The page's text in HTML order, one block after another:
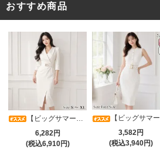
おすすめ商品
【ビッグサマーセール対象品】アシメカシュクール7分袖ワンピース(キャバドレス・CABARETDRESS)
6,282円
(税込6,910円)
【ビッグサマーセール対象品】タイトなボディラインが引き立つニットワンピース(キャバドレス・CABARETDRESS)
3,582円
(税込3,940円)